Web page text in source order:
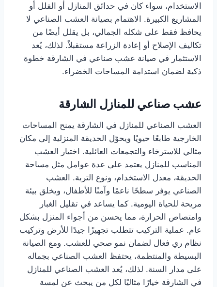
الاستخدام، سواء كان في حدائق المنازل أو الفلل أو
المشاريع الكبيرة. الاهتمام بصيانة العشب الصناعي لا
يحافظ فقط على شكله الجمالي، بل يقلل أيضًا من
تكاليف الإصلاح أو إعادة الزراعة مستقبلاً. لذلك، يُعد
الاستثمار في صيانة عشب صناعي في الشارقة خطوة
ذكية لضمان استدامة المساحات الخضراء.
عشب صناعي للمنازل الشارقة
العشب الصناعي للمنازل في الشارقة يمنح المساحات
الخارجية طابعًا حيويًا ويحوّل الحديقة المنزلية إلى مكان
مثالي للاسترخاء والتجمعات العائلية. اختيار العشب
المناسب للمنازل يعتمد على عدة عوامل مثل مساحة
الحديقة، معدل الاستخدام، ونوع التربة. العشب
الصناعي يوفر سطحًا ناعمًا وآمنًا للأطفال، ويخلق بيئة
مريحة للحياة اليومية. كما يساعد في تقليل الغبار
وامتصاص الحرارة، مما يحسن من أجواء المنزل بشكل
عام. عملية التركيب تتطلب تجهيزًا جيدًا للأرض وتركيب
نظام ري فعال لضمان نمو صحي للعشب. ومع الصيانة
البسيطة والمنتظمة، يحتفظ العشب الصناعي بجماله
على مدار السنة. لذلك، يُعد العشب الصناعي للمنازل
في الشارقة خيارًا مثاليًا لكل من يبحث عن لمسة